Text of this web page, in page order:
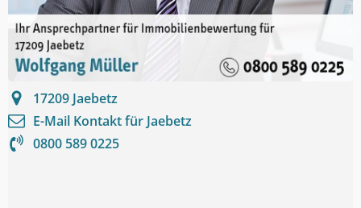
17209 Jaebetz
E-Mail Kontakt für Jaebetz
0800 589 0225